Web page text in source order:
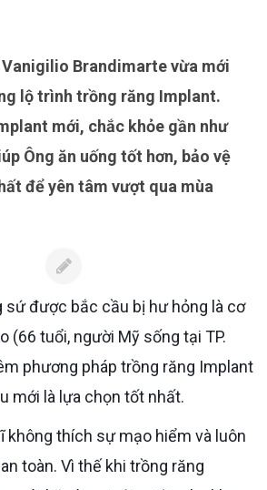
lộ trình trồng răng Implant.
mới, chắc khỏe gần như
Ông ăn uống tốt hơn, bảo vệ
để yên tâm vượt qua mùa
(66 tuổi, người Mỹ sống tại TP.
phương pháp trồng răng Implant
mới là lựa chọn tốt nhất.
toàn. Vì thế khi trồng răng